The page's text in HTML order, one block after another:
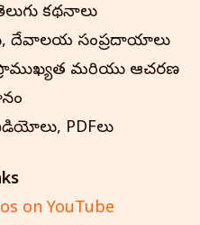
కథనాలు
దేవాలయ సంప్రదాయాలు
మరియు ఆచరణ
PDFలు
on YouTube